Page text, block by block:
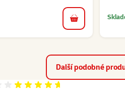
do košíku
Další podobné
93%